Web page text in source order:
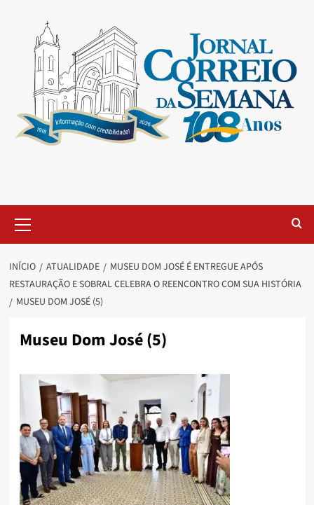
INÍCIO ATUALIDADE
MUSEU DOM JOSÉ É ENTREGUE APÓS
RESTAURAÇÃO E SOBRAL CELEBRA O REENCONTRO COM SUA HISTÓRIA
MUSEU DOM JOSÉ (5)
Museu Dom José (5)